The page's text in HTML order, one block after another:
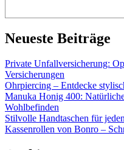
Neueste Beiträge
Private Unfallversicherung:
Versicherungen
Ohrpiercing – Entdecke
Manuka Honig 400:
Wohlbefinden
Stilvolle Handtaschen für
Kassenrollen von Bonro –